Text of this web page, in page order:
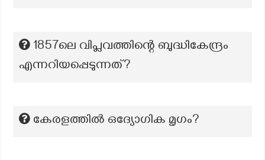
1857ലെ വിപ്ലവത്തിന്റെ ബുദ്ധികേന്ദ്രം
എന്നറിയപ്പെടുന്നത്?
കേരളത്തിൽ ഒദ്യോഗിക മൃഗം?